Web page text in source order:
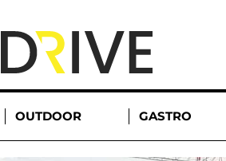
OUTDOOR GASTRO